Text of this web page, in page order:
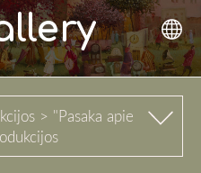
> "Pasaka apie